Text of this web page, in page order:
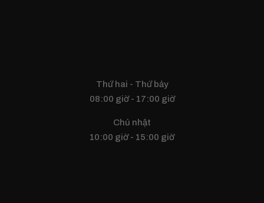
Thứ hai - Thứ bảy
08:00 giờ - 17:00 giờ
Chủ nhật
10:00 giờ - 15:00 giờ